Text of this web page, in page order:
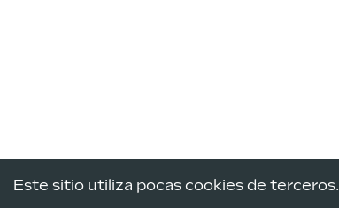
Este sitio utiliza pocas cookies de terceros.